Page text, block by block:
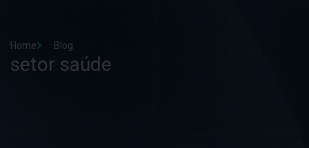
Home Blog
setor saúde